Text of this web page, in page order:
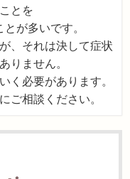
とを
が多いです。
、それは決して症状
りません。
く必要があります。
ご相談ください。